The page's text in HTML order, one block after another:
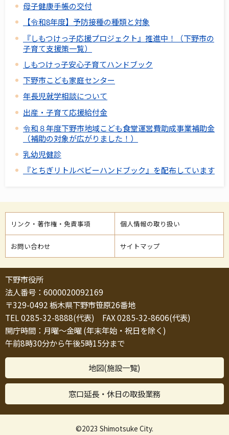
母子健康手帳の交付
【令和8年度】予防接種の種類と対象
『しもつけっ子応援プロジェクト』推進中！（下野市の
子育て支援策一覧）
しもつけっ子安心子育てハンドブック
下野市こども家庭センター
年長児就学相談について
出産・子育て応援給付金
令和８年度下野市地域こども食堂運営費助成事業補助金
（補助の対象が広がりました！）
乳幼児健診
『とちぎリトルベビーハンドブック』を配布しています
リンク・著作権・免責事項 個人情報の取り扱い
お問い合わせ サイトマップ
下野市役所
法人番号：6000020092169
〒329-0492 栃木県下野市笹原26番地
TEL 0285-32-8888(代表) FAX 0285-32-8606(代表)
開庁時間：月曜～金曜 (年末年始・祝日を除く)
午前8時30分から午後5時15分まで
地図(施設一覧)
窓口延長・休日の取扱業務
©2023 Shimotsuke City.